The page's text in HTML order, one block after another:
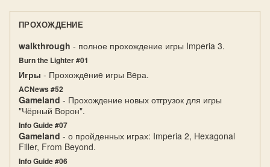
ПРОХОЖДЕНИЕ
walkthrough - полное прохождение игры Imperia 3.
Burn the Lighter #01
Игры - Прохождeниe игры Вeра.
ACNews #52
Gameland - Прохождение новых отгрузок для игры
"Чёрный Ворон".
Info Guide #07
Gameland - о пройденных играх: Imperia 2, Hexagonal
Filler, From Beyond.
Info Guide #06